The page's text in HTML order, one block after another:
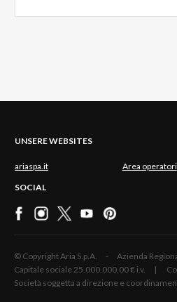
UNSERE WEBSITES
ariaspa.it Area operatori
SOCIAL
© Copyright Aria S.p.A. - Azienda
Capitale sociale 25.000.000,00 € i.v. |
Società soggetta a direzione e